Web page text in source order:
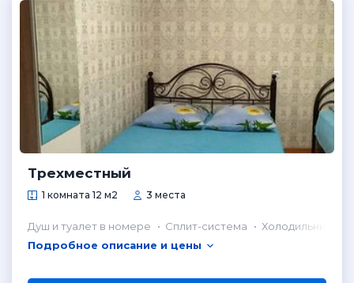
Трехместный
1 комната 12 м2 3 места
Душ и туалет в номере Сплит-система
Холодильник в
Подробное описание и цены